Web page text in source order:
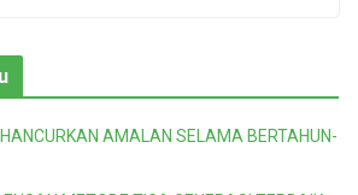
AMALAN SELAMA BERTAHUN-